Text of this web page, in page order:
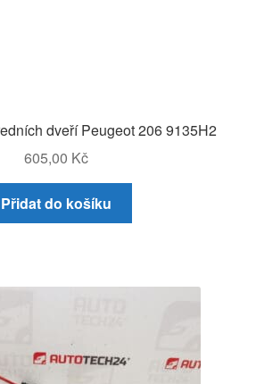
dveří Peugeot 206 9135H2
605,00 Kč
Přidat do košíku